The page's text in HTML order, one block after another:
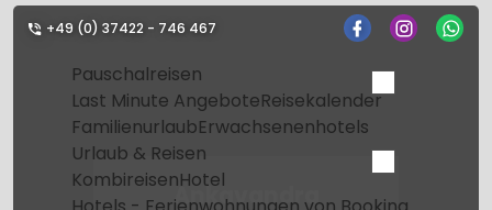
+49 (0) 37422 - 746 467
Pauschalreisen
Last Minute AngeboteReisekalender
FamilienurlaubErwachsenenhotels
Urlaub & Reisen
KombireisenHotel
Ankavandra